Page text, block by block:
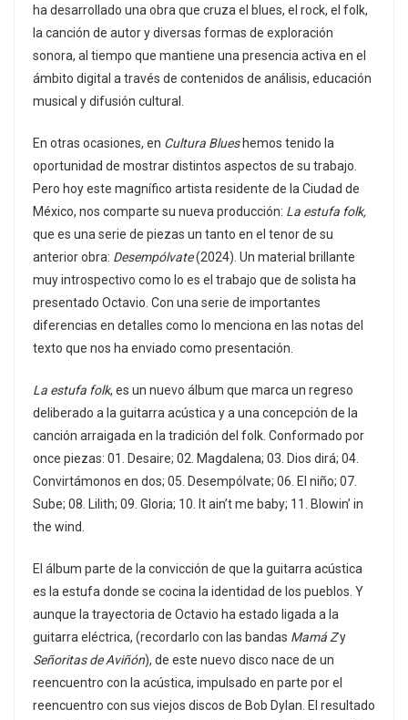
ha desarrollado una obra que cruza el blues, el rock, el folk,
la canción de autor y diversas formas de exploración
sonora, al tiempo que mantiene una presencia activa en el
ámbito digital a través de contenidos de análisis, educación
musical y difusión cultural.
En otras ocasiones, en Cultura Blueshemos tenido la
oportunidad de mostrar distintos aspectos de su trabajo.
Pero hoy este magnífico artista residente de la Ciudad de
México, nos comparte su nueva producción: La estufa folk,
que es una serie de piezas un tanto en el tenor de su
anterior obra: Desempólvate(2024). Un material brillante
muy introspectivo como lo es el trabajo que de solista ha
presentado Octavio. Con una serie de importantes
diferencias en detalles como lo menciona en las notas del
texto que nos ha enviado como presentación.
La estufa folk, es un nuevo álbum que marca un regreso
deliberado a la guitarra acústica y a una concepción de la
canción arraigada en la tradición del folk. Conformado por
once piezas: 01. Desaire; 02. Magdalena; 03. Dios dirá; 04.
Convirtámonos en dos; 05. Desempólvate; 06. El niño; 07.
Sube; 08. Lilith; 09. Gloria; 10. It ain’t me baby; 11. Blowin’ in
the wind.
El álbum parte de la convicción de que la guitarra acústica
es la estufa donde se cocina la identidad de los pueblos. Y
aunque la trayectoria de Octavio ha estado ligada a la
guitarra eléctrica, (recordarlo con las bandas Mamá Zy
Señoritas de Aviñón), de este nuevo disco nace de un
reencuentro con la acústica, impulsado en parte por el
reencuentro con sus viejos discos de Bob Dylan. El resultado